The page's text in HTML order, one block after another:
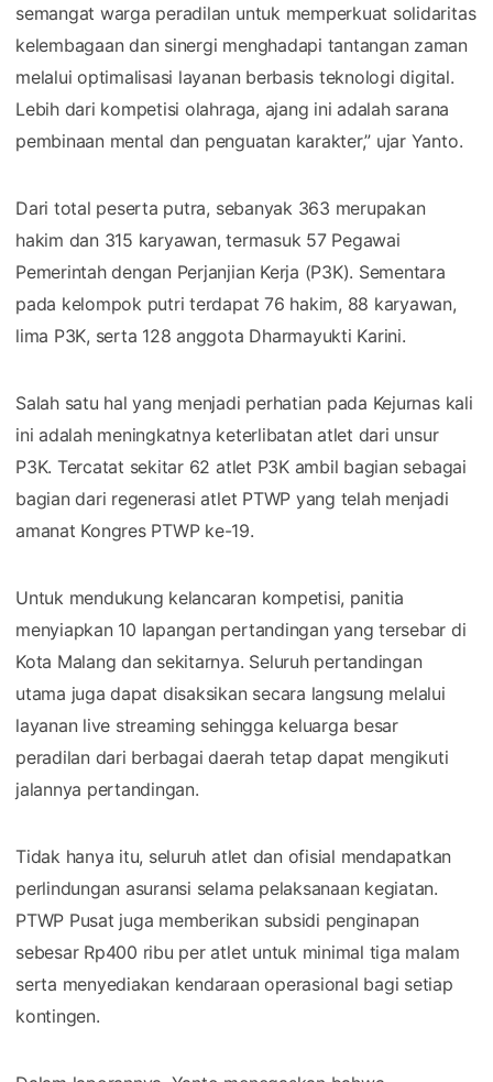
semangat warga peradilan untuk memperkuat solidaritas
kelembagaan dan sinergi menghadapi tantangan zaman
melalui optimalisasi layanan berbasis teknologi digital.
Lebih dari kompetisi olahraga, ajang ini adalah sarana
pembinaan mental dan penguatan karakter,” ujar Yanto.
Dari total peserta putra, sebanyak 363 merupakan
hakim dan 315 karyawan, termasuk 57 Pegawai
Pemerintah dengan Perjanjian Kerja (P3K). Sementara
pada kelompok putri terdapat 76 hakim, 88 karyawan,
lima P3K, serta 128 anggota Dharmayukti Karini.
Salah satu hal yang menjadi perhatian pada Kejurnas kali
ini adalah meningkatnya keterlibatan atlet dari unsur
P3K. Tercatat sekitar 62 atlet P3K ambil bagian sebagai
bagian dari regenerasi atlet PTWP yang telah menjadi
amanat Kongres PTWP ke-19.
Untuk mendukung kelancaran kompetisi, panitia
menyiapkan 10 lapangan pertandingan yang tersebar di
Kota Malang dan sekitarnya. Seluruh pertandingan
utama juga dapat disaksikan secara langsung melalui
layanan live streaming sehingga keluarga besar
peradilan dari berbagai daerah tetap dapat mengikuti
jalannya pertandingan.
Tidak hanya itu, seluruh atlet dan ofisial mendapatkan
perlindungan asuransi selama pelaksanaan kegiatan.
PTWP Pusat juga memberikan subsidi penginapan
sebesar Rp400 ribu per atlet untuk minimal tiga malam
serta menyediakan kendaraan operasional bagi setiap
kontingen.